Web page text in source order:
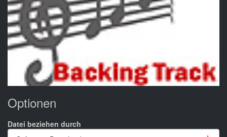
Optionen
Datei beziehen durch